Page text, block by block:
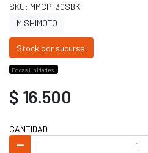
SKU: MMCP-30SBK
MISHIMOTO
Stock por sucursal
Pocas Unidades.
$ 16.500
CANTIDAD